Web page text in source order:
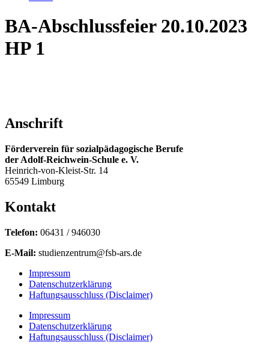
BA-Abschlussfeier 20.10.2023
HP 1
Anschrift
Förderverein für sozialpädagogische Berufe
der Adolf-Reichwein-Schule e. V.
Heinrich-von-Kleist-Str. 14
65549 Limburg
Kontakt
Telefon: 06431 / 946030
E-Mail: studienzentrum@fsb-ars.de
Impressum
Datenschutzerklärung
Haftungsausschluss (Disclaimer)
Impressum
Datenschutzerklärung
Haftungsausschluss (Disclaimer)